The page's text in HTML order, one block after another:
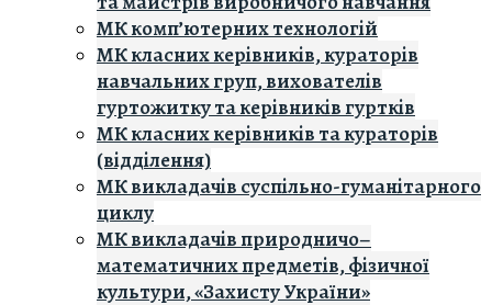
МК комп’ютерних технологій
МК класних керівників, кураторів
навчальних груп, вихователів
гуртожитку та керівників гуртків
МК класних керівників та кураторів
(відділення)
МК викладачів суспільно-гуманітарного
циклу
МК викладачів природничо–
математичних предметів, фізичної
культури, «Захисту України»